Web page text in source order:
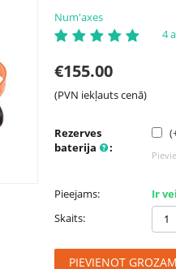
Num'axes
4
€155.00
(PVN iekļauts cenā)
Rezerves
baterija
:
Pieejams:
Ir
Skaits:
PIEVIENOT GROZAM